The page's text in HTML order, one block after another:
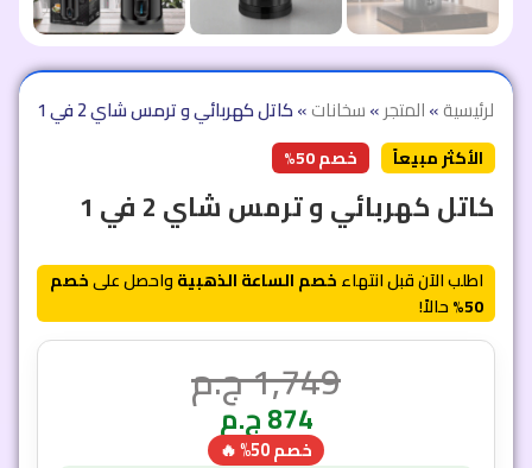
الرئيسية»المتجر»سخانات»كاتل كهربائي و ترمس شاي 2 في 1
الأكثر مبيعاً خصم 50%
كاتل كهربائي و ترمس شاي 2 في 1
اطلب الآن قبل انتهاءخصم الساعة الذهبيةواحصل علىخصم
50% حالاً!
1,749ج.م
874ج.م
خصم 50% 🔥